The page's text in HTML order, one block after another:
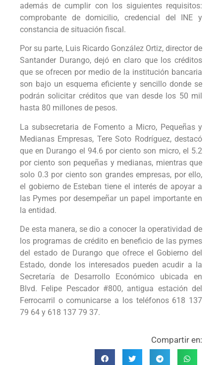
además de cumplir con los siguientes requisitos:
comprobante de domicilio, credencial del INE y
constancia de situación fiscal.
Por su parte, Luis Ricardo González Ortiz, director de
Santander Durango, dejó en claro que los créditos
que se ofrecen por medio de la institución bancaria
son bajo un esquema eficiente y sencillo donde se
podrán solicitar créditos que van desde los 50 mil
hasta 80 millones de pesos.
La subsecretaria de Fomento a Micro, Pequeñas y
Medianas Empresas, Tere Soto Rodríguez, destacó
que en Durango el 94.6 por ciento son micro, el 5.2
por ciento son pequeñas y medianas, mientras que
solo 0.3 por ciento son grandes empresas, por ello,
el gobierno de Esteban tiene el interés de apoyar a
las Pymes por desempeñar un papel importante en
la entidad.
De esta manera, se dio a conocer la operatividad de
los programas de crédito en beneficio de las pymes
del estado de Durango que ofrece el Gobierno del
Estado, donde los interesados pueden acudir a la
Secretaría de Desarrollo Económico ubicada en
Blvd. Felipe Pescador #800, antigua estación del
Ferrocarril o comunicarse a los teléfonos 618 137
79 64 y 618 137 79 37.
Compartir en: